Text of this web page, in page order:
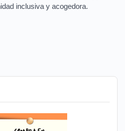
inclusiva y acogedora.